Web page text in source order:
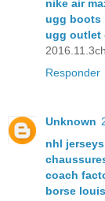
nike air
ugg boots
ugg outlet
Responder
Unknown
nhl jerseys
coach
borse